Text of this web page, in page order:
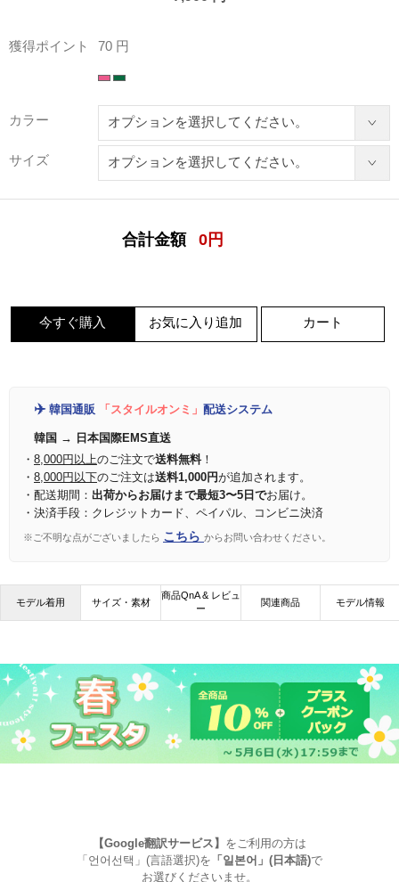
獲得ポイント 70 円
カラー
サイズ
合計金額 0 円
今すぐ購入 お気に入り追加 カート
✈️ 韓国通販 「スタイルオンミ」 配送システム
韓国 → 日本国際EMS直送
・ 8,000円以上のご注文で送料無料！
・ 8,000円以下のご注文は送料1,000円が追加されます。
・配送期間： 出荷からお届けまで最短3〜5日でお届け。
・決済手段：クレジットカード、ペイパル、コンビニ決済
※ご不明な点がございましたら こちら からお問い合わせください。
モデル着用 サイズ・素材
商品QnA & レビュ
ー
関連商品 モデル情報
【Google翻訳サービス】 をご利用の方は
「언어선택」(言語選択)を 「일본어」(日本語)で
お選びくださいませ。